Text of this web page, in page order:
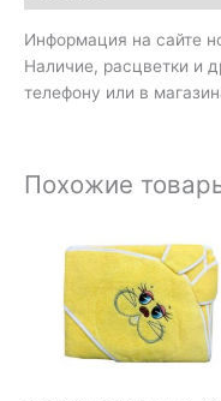
Информация на сайте
Наличие, расцветки и
телефону или в
Похожие